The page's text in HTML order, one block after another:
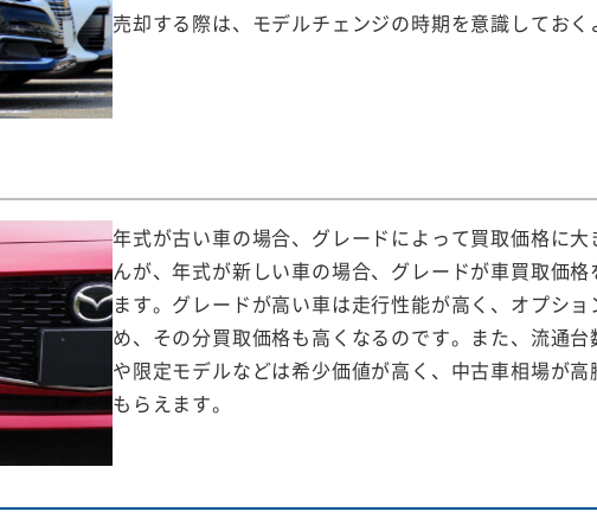
売却する際は、モデルチェンジの時期を意識しておく
年式が古い車の場合、グレードによって買取価格に
んが、年式が新しい車の場合、グレードが車買取価
ます。グレードが高い車は走行性能が高く、オプシ
め、その分買取価格も高くなるのです。また、流通
や限定モデルなどは希少価値が高く、中古車相場が
もらえます。